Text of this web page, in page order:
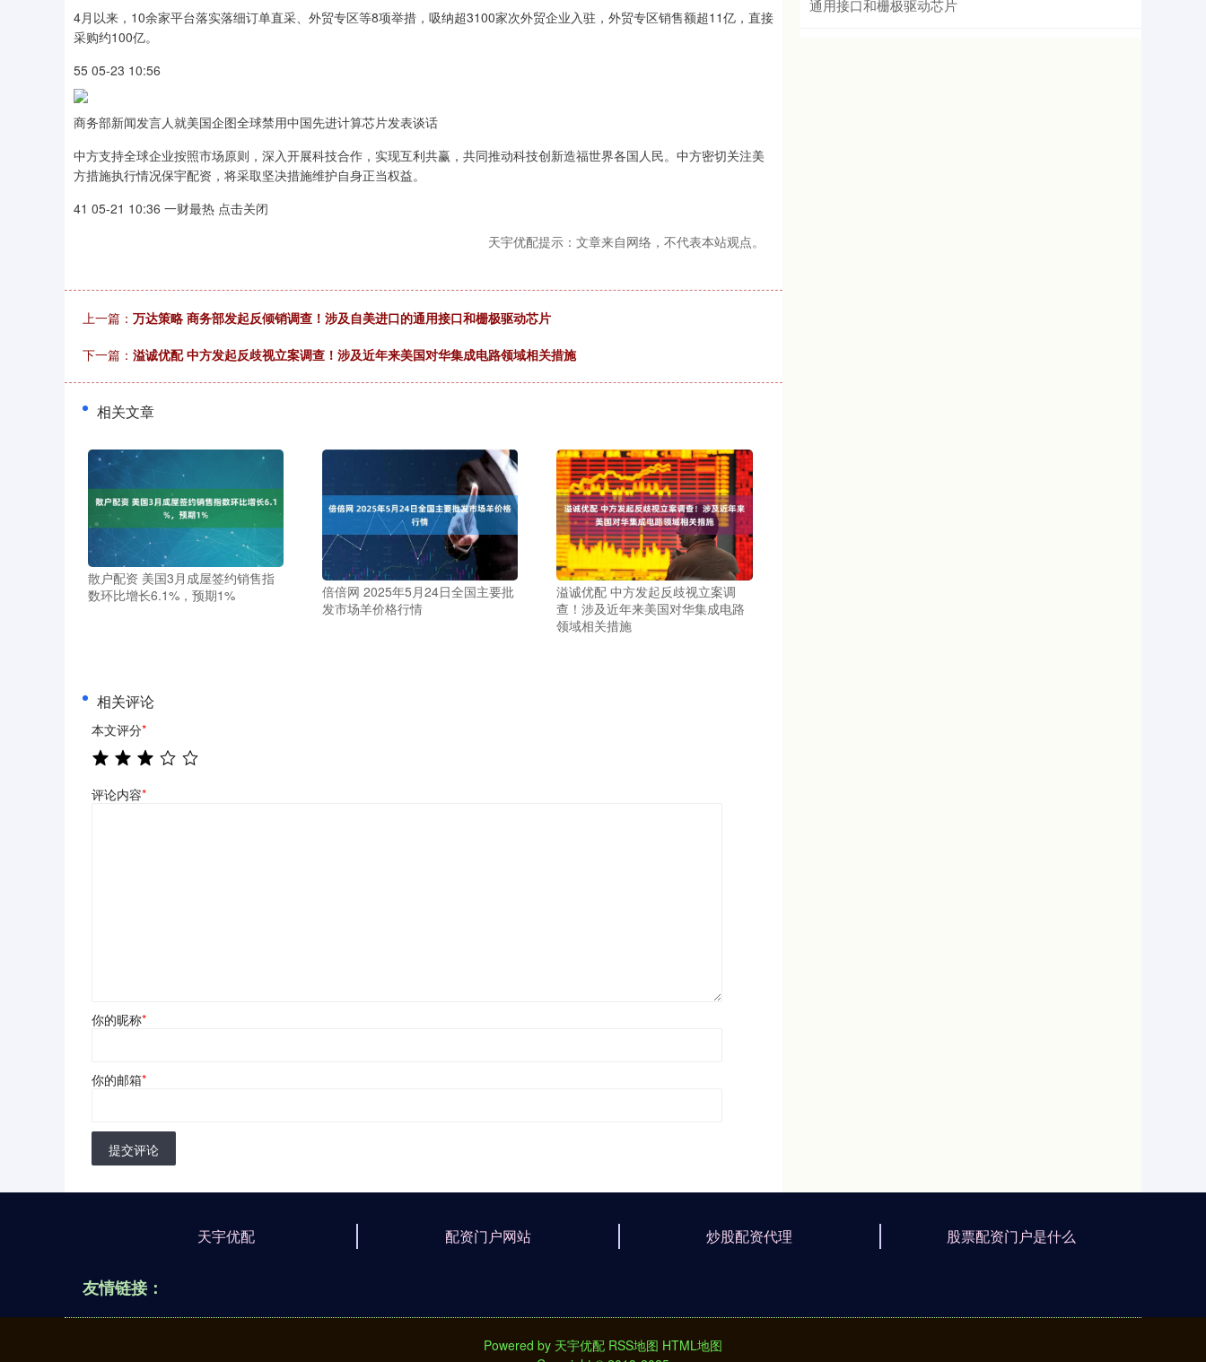
4月以来，10余家平台落实落细订单直采、外贸专区等8项举措，吸纳超3100家次外贸企业入驻，外贸专区销售额超11亿，直接
采购约100亿。
55 05-23 10:56
商务部新闻发言人就美国企图全球禁用中国先进计算芯片发表谈话
中方支持全球企业按照市场原则，深入开展科技合作，实现互利共赢，共同推动科技创新造福世界各国人民。中方密切关注美
方措施执行情况保宇配资，将采取坚决措施维护自身正当权益。
41 05-21 10:36 一财最热 点击关闭
天宇优配提示：文章来自网络，不代表本站观点。
上一篇： 万达策略 商务部发起反倾销调查！涉及自美进口的通用接口和栅极驱动芯片
下一篇： 溢诚优配 中方发起反歧视立案调查！涉及近年来美国对华集成电路领域相关措施
相关文章
散户配资 美国3月成屋签约销售指
数环比增长6.1%，预期1%
倍倍网 2025年5月24日全国主要批
发市场羊价格行情
溢诚优配 中方发起反歧视立案调
查！涉及近年来美国对华集成电路
领域相关措施
相关评论
本文评分*
评论内容*
你的昵称*
你的邮箱*
提交评论
通用接口和栅极驱动芯片
天宇优配 配资门户网站 炒股配资代理 股票配资门户是什么
友情链接：
Powered by 天宇优配 RSS地图 HTML地图